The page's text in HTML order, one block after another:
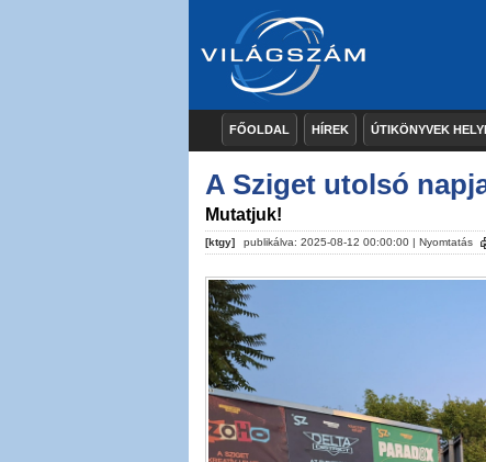
FŐOLDAL HÍREK ÚTIKÖNYVEK
A Sziget utolsó
Mutatjuk!
[ktgy] publikálva: 2025-08-12 00:00:00 | Nyomtatás